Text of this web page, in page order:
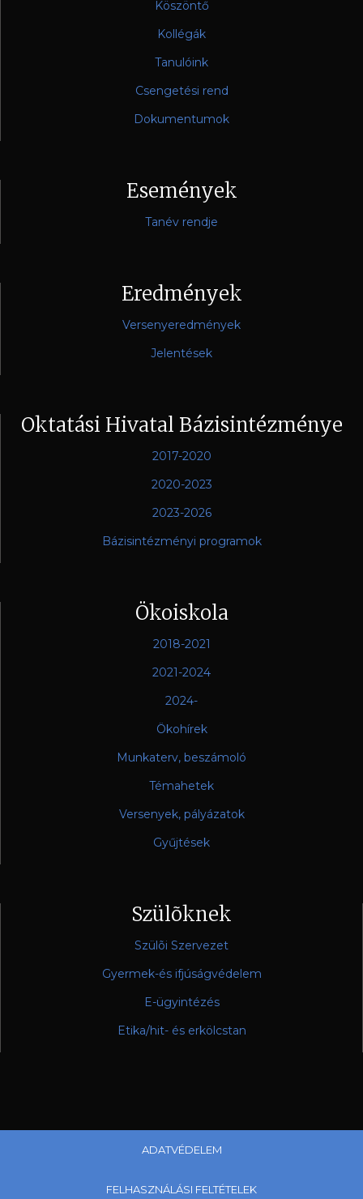
Köszöntő
Kollégák
Tanulóink
Csengetési rend
Dokumentumok
Események
Tanév rendje
Eredmények
Versenyeredmények
Jelentések
Oktatási Hivatal Bázisintézménye
2017-2020
2020-2023
2023-2026
Bázisintézményi programok
Ökoiskola
2018-2021
2021-2024
2024-
Ökohírek
Munkaterv, beszámoló
Témahetek
Versenyek, pályázatok
Gyűjtések
Szülõknek
Szülõi Szervezet
Gyermek-és ifjúságvédelem
E-ügyintézés
Etika/hit- és erkölcstan
ADATVÉDELEM
FELHASZNÁLÁSI FELTÉTELEK